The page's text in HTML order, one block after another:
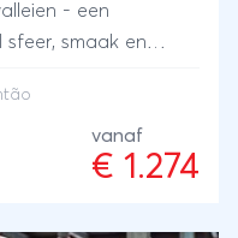
- een
sfeer, smaak en
vanaf
€ 1.274